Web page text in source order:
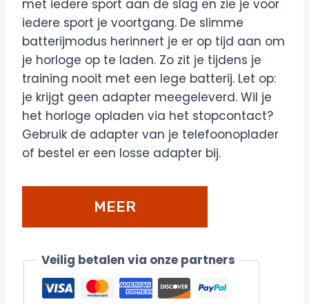
met iedere sport aan de slag en zie je voor
iedere sport je voortgang. De slimme
batterijmodus herinnert je er op tijd aan om
je horloge op te laden. Zo zit je tijdens je
training nooit met een lege batterij. Let op:
je krijgt geen adapter meegeleverd. Wil je
het horloge opladen via het stopcontact?
Gebruik de adapter van je telefoonoplader
of bestel er een losse adapter bij.
MEER
Veilig betalen via onze partners